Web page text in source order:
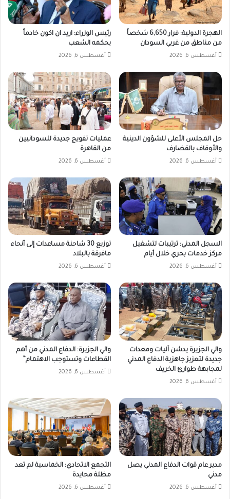
الهجرة الدولية: فرار 6,650 شخصاً
من مناطق من غربي السودان
أغسطس 6, 2026
رئيس الوزراء: اريد ان اكون خادماً
يحكمه الشعب
أغسطس 6, 2026
حل المجلس الأعلى للشؤون الدينية
والأوقاف بالقضارف
أغسطس 6, 2026
عمليات تفويج جديدة للسودانيين
من القاهرة
أغسطس 6, 2026
السجل المدني: ترتيبات لتشغيل
مركز خدمات بحري خلال أيام
أغسطس 6, 2026
توزيع 30 شاحنة مساعدات إلى أنحاء
مافرقة بالبلاد
أغسطس 6, 2026
والي الجزيرة يدشن آليات ومعدات
جديدة لتعزيز جاهزية الدفاع المدني
لمجابهة طوارئ الخريف
أغسطس 6, 2026
والي الجزيرة: الدفاع المدني من أهم
القطاعات وتستوجب الاهتمام”
أغسطس 6, 2026
مدير عام قوات الدفاع المدني يصل
مدني
أغسطس 6, 2026
التجمع الاتحادي: الخماسية لم تعد
مظلة محايدة
أغسطس 6, 2026